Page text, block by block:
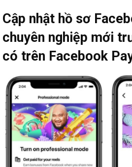
Cập nhật hồ sơ
chuyên nghiệp mới
có trên Facebook